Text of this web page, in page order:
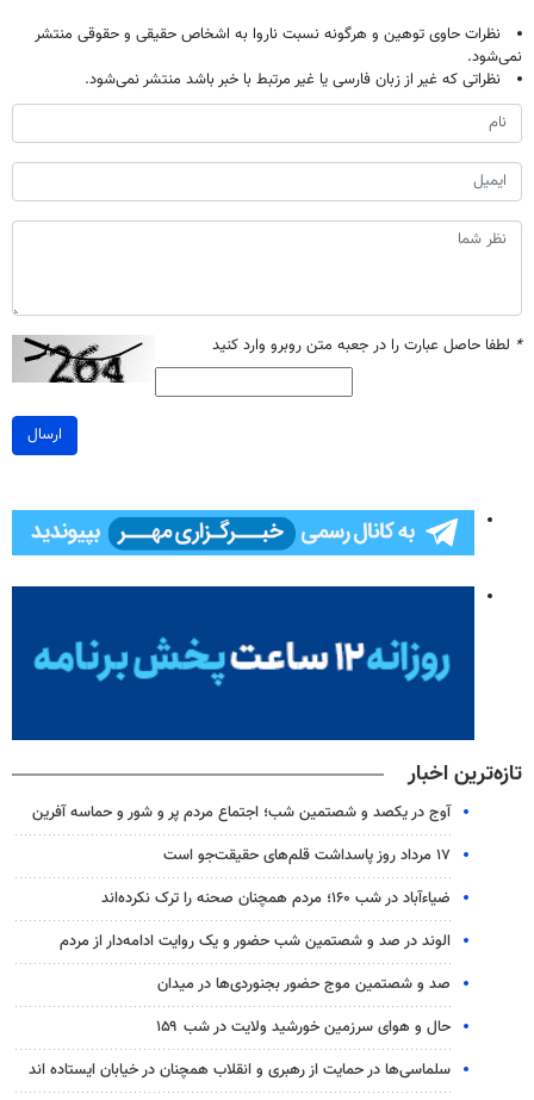
نظرات حاوی توهین و هرگونه نسبت ناروا به اشخاص حقیقی و حقوقی منتشر
نمی‌شود.
نظراتی که غیر از زبان فارسی یا غیر مرتبط با خبر باشد منتشر نمی‌شود.
* لطفا حاصل عبارت را در جعبه متن روبرو وارد کنید
ارسال
تازه‌ترین اخبار
آوج در یکصد و شصتمین شب؛ اجتماع مردم پر و شور و حماسه آفرین
۱۷ مرداد روز پاسداشت قلم‌های حقیقت‌جو است
ضیاء‌آباد در شب ۱۶۰؛ مردم همچنان صحنه را ترک نکرده‌اند
الوند در صد و شصتمین شب حضور و یک روایت ادامه‌دار از مردم
صد و شصتمین موج حضور بجنوردی‌ها در میدان
حال و هوای سرزمین خورشید ولایت در شب ۱۵۹
سلماسی‌ها در حمایت از رهبری و انقلاب همچنان در خیابان ایستاده اند